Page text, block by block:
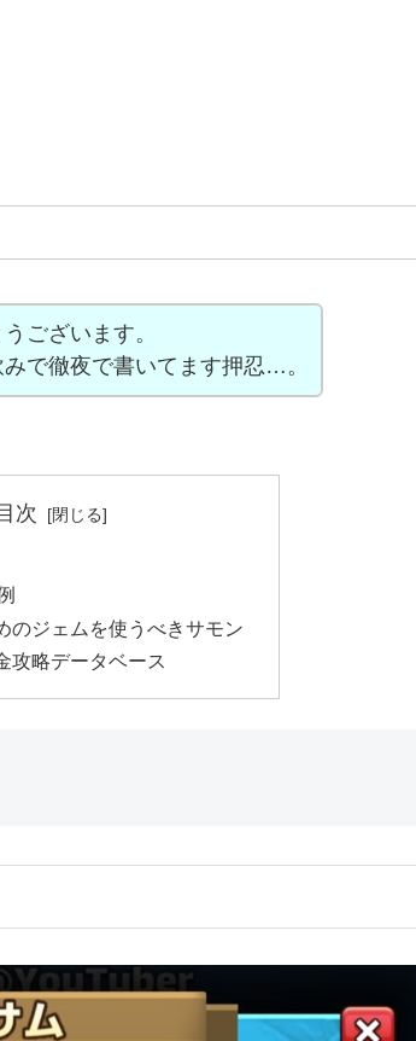
ございます。
みで徹夜で書いてます押忍…。
次
のジェムを使うべきサモン
攻略データベース